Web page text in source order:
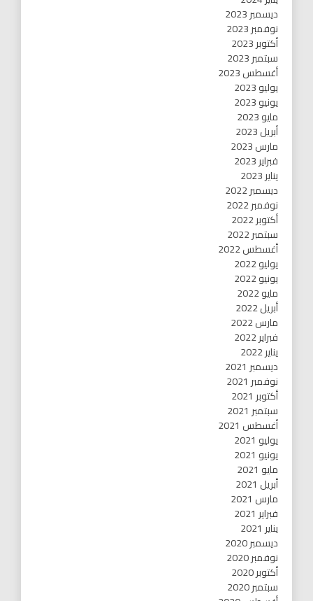
ديسمبر 2023
نوفمبر 2023
أكتوبر 2023
سبتمبر 2023
أغسطس 2023
يوليو 2023
يونيو 2023
مايو 2023
أبريل 2023
مارس 2023
فبراير 2023
يناير 2023
ديسمبر 2022
نوفمبر 2022
أكتوبر 2022
سبتمبر 2022
أغسطس 2022
يوليو 2022
يونيو 2022
مايو 2022
أبريل 2022
مارس 2022
فبراير 2022
يناير 2022
ديسمبر 2021
نوفمبر 2021
أكتوبر 2021
سبتمبر 2021
أغسطس 2021
يوليو 2021
يونيو 2021
مايو 2021
أبريل 2021
مارس 2021
فبراير 2021
يناير 2021
ديسمبر 2020
نوفمبر 2020
أكتوبر 2020
سبتمبر 2020